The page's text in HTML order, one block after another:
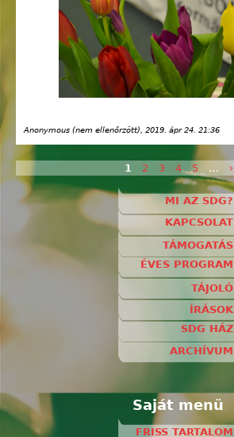
Anonymous (nem ellenőrzött) , 2019. ápr 24. 21:36
1 2 3 4 5 … ›
MI AZ SDG?
KAPCSOLAT
TÁMOGATÁS
ÉVES PROGRAM
TÁJOLÓ
ÍRÁSOK
SDG HÁZ
ARCHÍVUM
Saját menü
FRISS TARTALOM